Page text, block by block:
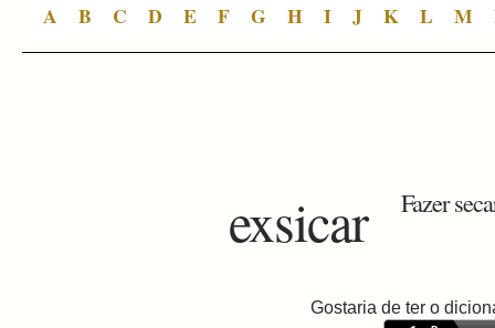
A B C D E F G H I J K L M
exsicar Fazer
Gostaria de ter o